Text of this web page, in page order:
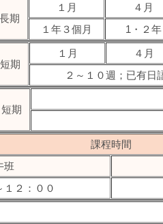
長期
１月
４月
１年３個月
1・２年
短期
１月
４月
２～１０週；已有日
短期
課程時間
班
１２：００